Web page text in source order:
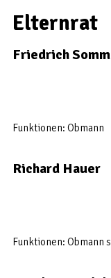
Elternrat
Friedrich
Funktionen: Obmann
Richard Hauer
Funktionen: Obmann